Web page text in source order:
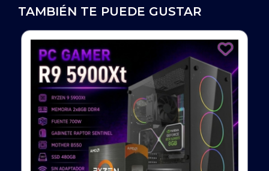
TAMBIÉN TE PUEDE GUSTAR